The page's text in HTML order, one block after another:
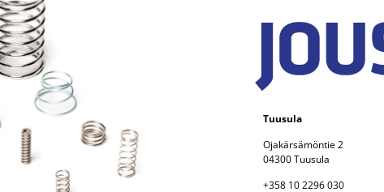
Tuusula
Ojakärsämöntie 2
04300 Tuusula
+358 10 2296 030